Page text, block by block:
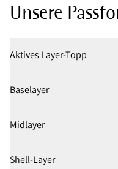
Unsere
Aktives Layer-Topp
Baselayer
Midlayer
Shell-Layer